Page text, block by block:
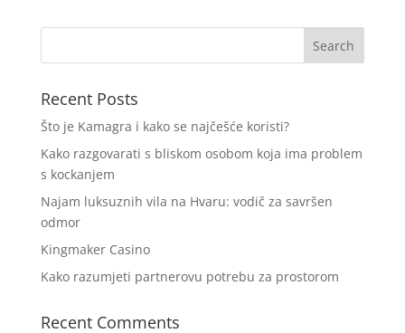
Recent Posts
Što je Kamagra i kako se najčešće koristi?
Kako razgovarati s bliskom osobom koja ima problem
s kockanjem
Najam luksuznih vila na Hvaru: vodič za savršen
odmor
Kingmaker Casino
Kako razumjeti partnerovu potrebu za prostorom
Recent Comments